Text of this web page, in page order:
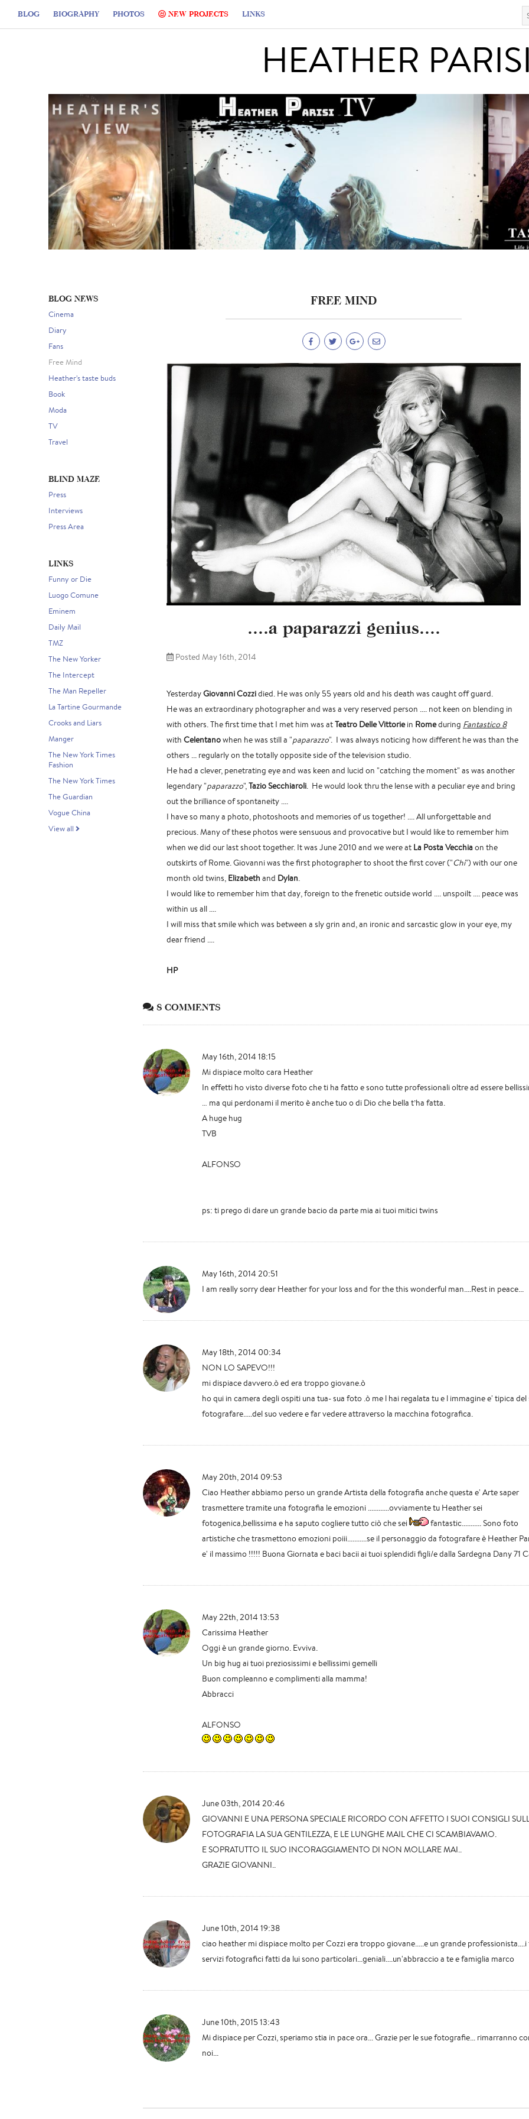
BLOG BIOGRAPHY PHOTOS NEW PROJECTS LINKS
HEATHER
BLOG NEWS
Cinema
Diary
Fans
Free Mind
Heather's taste buds
Book
Moda
TV
Travel
BLIND MAZE
Press
Interviews
Press Area
LINKS
Funny or Die
Luogo Comune
Eminem
Daily Mail
TMZ
The New Yorker
The Intercept
The Man Repeller
La Tartine Gourmande
Crooks and Liars
Manger
The New York Times
Fashion
The New York Times
The Guardian
Vogue China
View all
FREE MIND
....a paparazzi genius....
Posted May 16th, 2014
YesterdayGiovanni Cozzidied. He was only 55 years old and his death was caught off guard.
He was an extraordinary photographer and was a very reserved person .... not keen on blending in
with others. The first time that I met him was atTeatro Delle Vittoriein Romeduring Fantastico 8
with Celentanowhen he was still a "paparazzo". I was always noticing how different he was than the
others ... regularly on the totally opposite side of the television studio.
He had a clever, penetrating eye and was keen and lucid on "catching the moment" as was another
legendary "paparazzo",Tazio Secchiaroli. He would look thru the lense with a peculiar eye and bring
out the brilliance of spontaneity ....
I have so many a photo, photoshoots and memories of us together! .... All unforgettable and
precious. Many of these photos were sensuous and provocative but I would like to remember him
when we did our last shoot together. It was June 2010 and we were at La Posta Vecchiaon the
outskirts of Rome. Giovanni was the first photographer to shoot the first cover ("Chi") with our one
month old twins, Elizabeth and Dylan.
I would like to remember him that day, foreign to the frenetic outside world .... unspoilt .... peace was
within us all ....
I will miss that smile which was between a sly grin and, an ironic and sarcastic glow in your eye, my
dear friend ....
HP
8 COMMENTS
May 16th, 2014 18:15
Mi dispiace molto cara Heather
In effetti ho visto diverse foto che ti ha fatto e sono tutte professionali oltre ad essere
… ma qui perdonami il merito è anche tuo o di Dio che bella t’ha fatta.
A huge hug
TVB
ALFONSO
ps: ti prego di dare un grande bacio da parte mia ai tuoi mitici twins
May 16th, 2014 20:51
I am really sorry dear Heather for your loss and for the this wonderful man....Rest in peace...
May 18th, 2014 00:34
NON LO SAPEVO!!!
mi dispiace davvero.ò ed era troppo giovane.ò
ho qui in camera degli ospiti una tua- sua foto .ò me l hai regalata tu e l immagine e' tipica del
fotografare.....del suo vedere e far vedere attraverso la macchina fotografica.
May 20th, 2014 09:53
Ciao Heather abbiamo perso un grande Artista della fotografia anche questa e' Arte saper
trasmettere tramite una fotografia le emozioni ............ovviamente tu Heather sei
fotogenica,bellissima e ha saputo cogliere tutto ciò che sei
fantastic........... Sono foto
artistiche che trasmettono emozioni poiii...........se il personaggio da fotografare è Heather
e' il massimo !!!!! Buona Giornata e baci bacii ai tuoi splendidi figli/e dalla Sardegna Dany 71
May 22th, 2014 13:53
Carissima Heather
Oggi è un grande giorno. Evviva.
Un big hug ai tuoi preziosissimi e bellissimi gemelli
Buon compleanno e complimenti alla mamma!
Abbracci
ALFONSO
June 03th, 2014 20:46
GIOVANNI E UNA PERSONA SPECIALE RICORDO CON AFFETTO I SUOI CONSIGLI
FOTOGRAFIA LA SUA GENTILEZZA, E LE LUNGHE MAIL CHE CI SCAMBIAVAMO.
E SOPRATUTTO IL SUO INCORAGGIAMENTO DI NON MOLLARE MAI..
GRAZIE GIOVANNI..
June 10th, 2014 19:38
ciao heather mi dispiace molto per Cozzi era troppo giovane.....e un grande professionista....i
servizi fotografici fatti da lui sono particolari...geniali....un'abbraccio a te e famiglia marco
June 10th, 2015 13:43
Mi dispiace per Cozzi, speriamo stia in pace ora... Grazie per le sue fotografie... rimarranno
noi...